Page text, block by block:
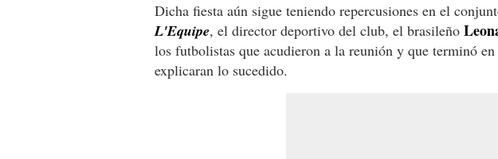
Dicha fiesta aún sigue teniendo repercusiones en el
L'Equipe, el director deportivo del club, el brasileño
los futbolistas que acudieron a la reunión y que terminó
explicaran lo sucedido.